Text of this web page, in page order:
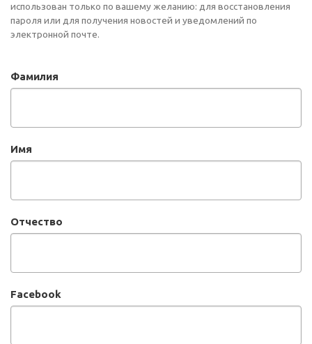
использован только по вашему желанию: для восстановления
пароля или для получения новостей и уведомлений по
электронной почте.
Фамилия
Имя
Отчество
Facebook